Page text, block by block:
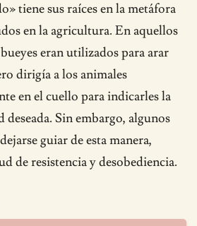
tiene sus raíces en la metáfora
en la agricultura. En aquellos
eran utilizados para arar
dirigía a los animales
en el cuello para indicarles la
Sin embargo, algunos
guiar de esta manera,
de resistencia y desobediencia.